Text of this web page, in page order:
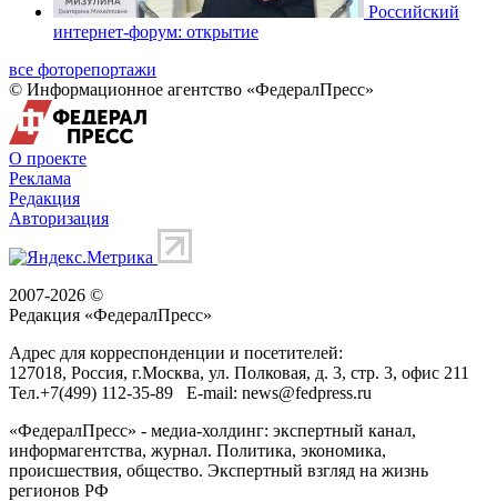
Российский
интернет-форум: открытие
все фоторепортажи
© Информационное агентство «ФедералПресс»
О проекте
Реклама
Редакция
Авторизация
2007-2026 ©
Редакция «ФедералПресс»
Адрес для корреспонденции и посетителей:
127018, Россия, г.Москва, ул. Полковая, д. 3, стр. 3, офис 211
Тел.+7(499) 112-35-89 E-mail: news@fedpress.ru
«ФедералПресс» - медиа-холдинг: экспертный канал,
информагентства, журнал. Политика, экономика,
происшествия, общество. Экспертный взгляд на жизнь
регионов РФ